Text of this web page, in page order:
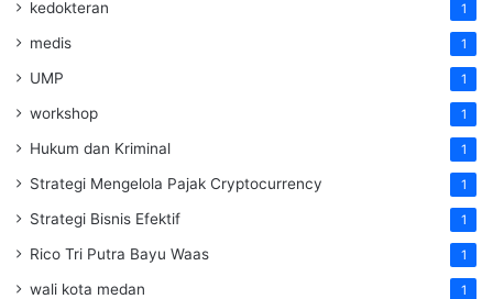
kedokteran 1
medis 1
UMP 1
workshop 1
Hukum dan Kriminal 1
Strategi Mengelola Pajak Cryptocurrency 1
Strategi Bisnis Efektif 1
Rico Tri Putra Bayu Waas 1
wali kota medan 1